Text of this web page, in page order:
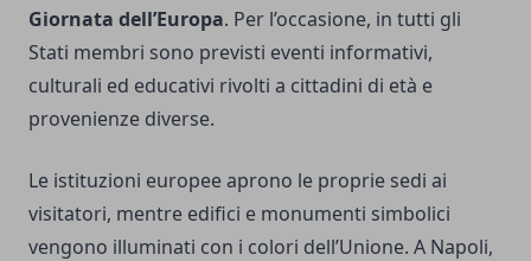
Giornata dell’Europa. Per l’occasione, in tutti gli
Stati membri sono previsti eventi informativi,
culturali ed educativi rivolti a cittadini di età e
provenienze diverse.
Le istituzioni europee aprono le proprie sedi ai
visitatori, mentre edifici e monumenti simbolici
vengono illuminati con i colori dell’Unione. A Napoli,